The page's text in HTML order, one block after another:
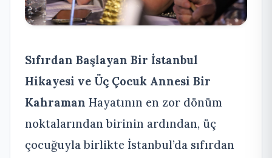
Sıfırdan Başlayan Bir İstanbul
Hikayesi ve Üç Çocuk Annesi Bir
Kahraman Hayatının en zor dönüm
noktalarından birinin ardından, üç
çocuğuyla birlikte İstanbul’da sıfırdan